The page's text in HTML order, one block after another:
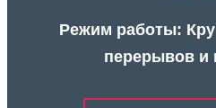
Режим работы:
перерывов